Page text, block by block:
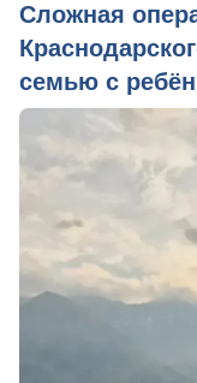
Сложная
семью с